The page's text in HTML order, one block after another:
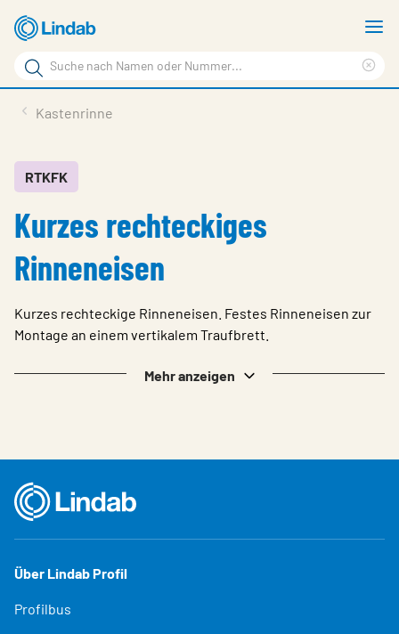
Zum
Hauptinhalt
springen
Suchbegriff
Seite
durchsuchen
Inspiration
Referenzen
Wähle Sprache
Germany - Profile
Kastenrinne
RTKFK
Kurzes rechteckiges
Rinneneisen
Kurzes rechteckige Rinneneisen. Festes Rinneneisen zur
Montage an einem vertikalem Traufbrett.
Mehr anzeigen
Über Lindab Profil
Profilbus